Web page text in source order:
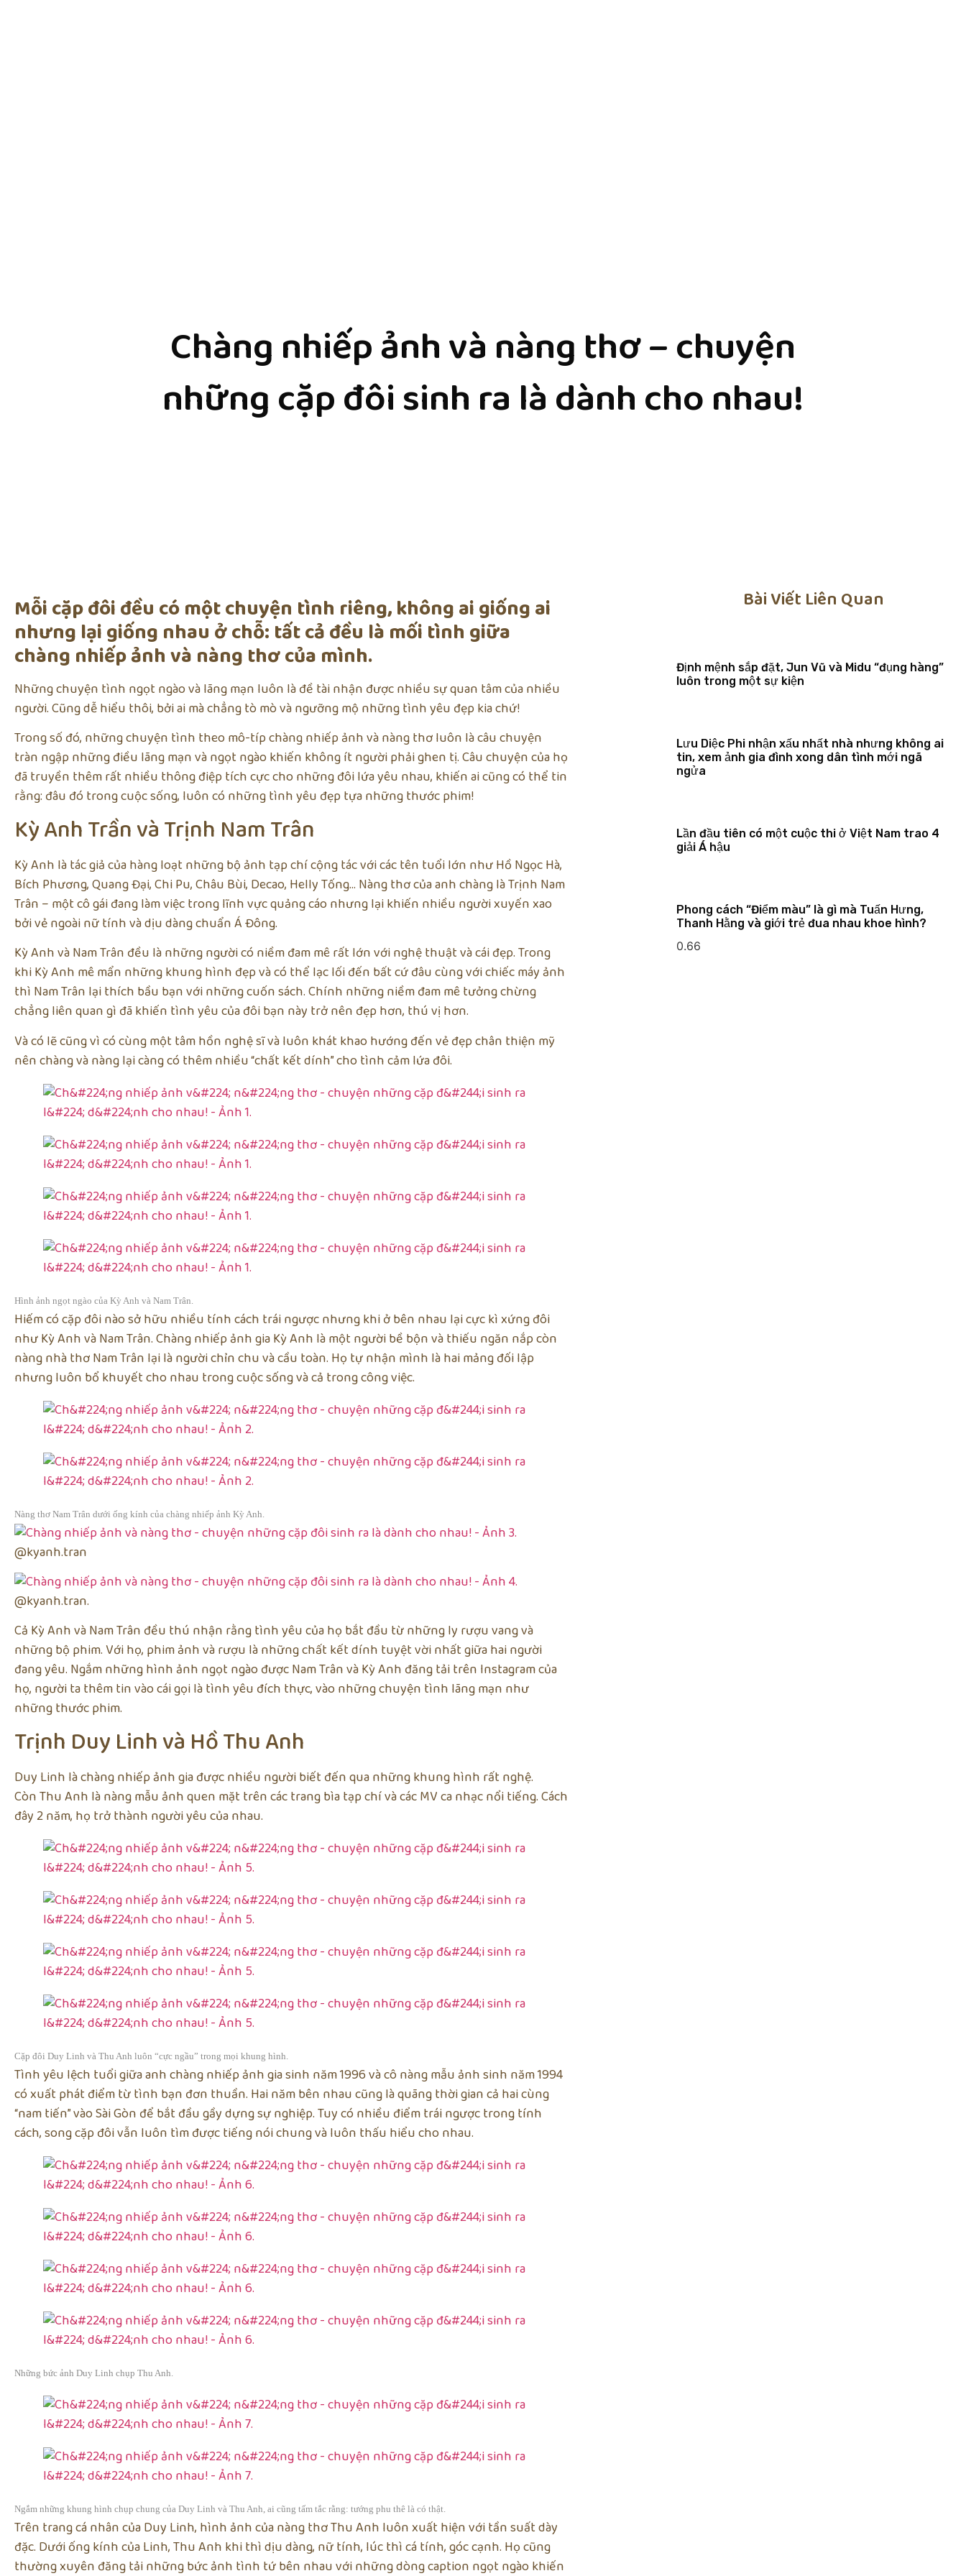
Chàng nhiếp ảnh và nàng thơ – chuyện
những cặp đôi sinh ra là dành cho nhau!
Mỗi cặp đôi đều có một chuyện tình riêng, không ai giống ai
nhưng lại giống nhau ở chỗ: tất cả đều là mối tình giữa
chàng nhiếp ảnh và nàng thơ của mình.
Những chuyện tình ngọt ngào và lãng mạn luôn là đề tài nhận được nhiều sự quan tâm của nhiều
người. Cũng dễ hiểu thôi, bởi ai mà chẳng tò mò và ngưỡng mộ những tình yêu đẹp kia chứ!
Trong số đó, những chuyện tình theo mô-típ chàng nhiếp ảnh và nàng thơ luôn là câu chuyện
tràn ngập những điều lãng mạn và ngọt ngào khiến không ít người phải ghen tị. Câu chuyện của họ
đã truyền thêm rất nhiều thông điệp tích cực cho những đôi lứa yêu nhau, khiến ai cũng có thể tin
rằng: đâu đó trong cuộc sống, luôn có những tình yêu đẹp tựa những thước phim!
Kỳ Anh Trần và Trịnh Nam Trân
Kỳ Anh là tác giả của hàng loạt những bộ ảnh tạp chí cộng tác với các tên tuổi lớn như Hồ Ngọc Hà,
Bích Phương, Quang Đại, Chi Pu, Châu Bùi, Decao, Helly Tống… Nàng thơ của anh chàng là Trịnh Nam
Trân – một cô gái đang làm việc trong lĩnh vực quảng cáo nhưng lại khiến nhiều người xuyến xao
bởi vẻ ngoài nữ tính và dịu dàng chuẩn Á Đông.
Kỳ Anh và Nam Trân đều là những người có niềm đam mê rất lớn với nghệ thuật và cái đẹp. Trong
khi Kỳ Anh mê mẩn những khung hình đẹp và có thể lạc lối đến bất cứ đâu cùng với chiếc máy ảnh
thì Nam Trân lại thích bầu bạn với những cuốn sách. Chính những niềm đam mê tưởng chừng
chẳng liên quan gì đã khiến tình yêu của đôi bạn này trở nên đẹp hơn, thú vị hơn.
Và có lẽ cũng vì có cùng một tâm hồn nghệ sĩ và luôn khát khao hướng đến vẻ đẹp chân thiện mỹ
nên chàng và nàng lại càng có thêm nhiều “chất kết dính” cho tình cảm lứa đôi.
Hình ảnh ngọt ngào của Kỳ Anh và Nam Trân.
Hiếm có cặp đôi nào sở hữu nhiều tính cách trái ngược nhưng khi ở bên nhau lại cực kì xứng đôi
như Kỳ Anh và Nam Trân. Chàng nhiếp ảnh gia Kỳ Anh là một người bề bộn và thiếu ngăn nắp còn
nàng nhà thơ Nam Trân lại là người chỉn chu và cầu toàn. Họ tự nhận mình là hai mảng đối lập
nhưng luôn bổ khuyết cho nhau trong cuộc sống và cả trong công việc.
Nàng thơ Nam Trân dưới ống kính của chàng nhiếp ảnh Kỳ Anh.
@kyanh.tran
@kyanh.tran.
Cả Kỳ Anh và Nam Trân đều thú nhận rằng tình yêu của họ bắt đầu từ những ly rượu vang và
những bộ phim. Với họ, phim ảnh và rượu là những chất kết dính tuyệt vời nhất giữa hai người
đang yêu. Ngắm những hình ảnh ngọt ngào được Nam Trân và Kỳ Anh đăng tải trên Instagram của
họ, người ta thêm tin vào cái gọi là tình yêu đích thực, vào những chuyện tình lãng mạn như
những thước phim.
Trịnh Duy Linh và Hồ Thu Anh
Duy Linh là chàng nhiếp ảnh gia được nhiều người biết đến qua những khung hình rất nghệ.
Còn Thu Anh là nàng mẫu ảnh quen mặt trên các trang bìa tạp chí và các MV ca nhạc nổi tiếng. Cách
đây 2 năm, họ trở thành người yêu của nhau.
Cặp đôi Duy Linh và Thu Anh luôn “cực ngầu” trong mọi khung hình.
Tình yêu lệch tuổi giữa anh chàng nhiếp ảnh gia sinh năm 1996 và cô nàng mẫu ảnh sinh năm 1994
có xuất phát điểm từ tình bạn đơn thuần. Hai năm bên nhau cũng là quãng thời gian cả hai cùng
“nam tiến” vào Sài Gòn để bắt đầu gầy dựng sự nghiệp. Tuy có nhiều điểm trái ngược trong tính
cách, song cặp đôi vẫn luôn tìm được tiếng nói chung và luôn thấu hiểu cho nhau.
Những bức ảnh Duy Linh chụp Thu Anh.
Ngắm những khung hình chụp chung của Duy Linh và Thu Anh, ai cũng tấm tắc rằng: tướng phu thê là có thật.
Trên trang cá nhân của Duy Linh, hình ảnh của nàng thơ Thu Anh luôn xuất hiện với tần suất dày
đặc. Dưới ống kính của Linh, Thu Anh khi thì dịu dàng, nữ tính, lúc thì cá tính, góc cạnh. Họ cũng
thường xuyên đăng tải những bức ảnh tình tứ bên nhau với những dòng caption ngọt ngào khiến
Bài Viết Liên Quan
Định mệnh sắp đặt, Jun Vũ và Midu “đụng hàng”
luôn trong một sự kiện
Lưu Diệc Phi nhận xấu nhất nhà nhưng không ai
tin, xem ảnh gia đình xong dân tình mới ngã
ngửa
Lần đầu tiên có một cuộc thi ở Việt Nam trao 4
giải Á hậu
Phong cách “Điểm màu” là gì mà Tuấn Hưng,
Thanh Hằng và giới trẻ đua nhau khoe hình?